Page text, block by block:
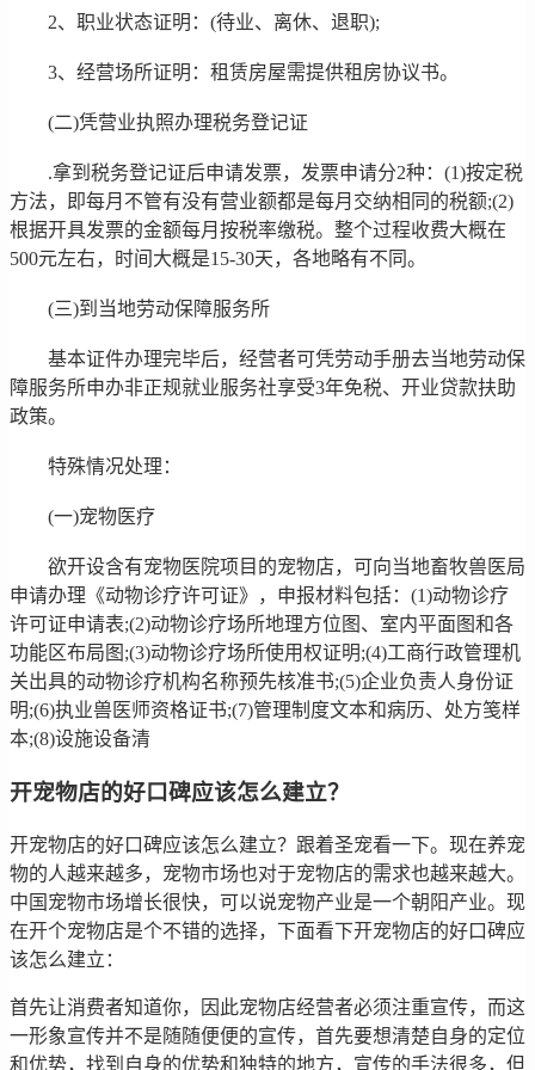
2、职业状态证明：(待业、离休、退职);
3、经营场所证明：租赁房屋需提供租房协议书。
(二)凭营业执照办理税务登记证
.拿到税务登记证后申请发票，发票申请分2种：(1)按定税
方法，即每月不管有没有营业额都是每月交纳相同的税额;(2)
根据开具发票的金额每月按税率缴税。整个过程收费大概在
500元左右，时间大概是15-30天，各地略有不同。
(三)到当地劳动保障服务所
基本证件办理完毕后，经营者可凭劳动手册去当地劳动保
障服务所申办非正规就业服务社享受3年免税、开业贷款扶助
政策。
特殊情况处理：
(一)宠物医疗
欲开设含有宠物医院项目的宠物店，可向当地畜牧兽医局
申请办理《动物诊疗许可证》，申报材料包括：(1)动物诊疗
许可证申请表;(2)动物诊疗场所地理方位图、室内平面图和各
功能区布局图;(3)动物诊疗场所使用权证明;(4)工商行政管理机
关出具的动物诊疗机构名称预先核准书;(5)企业负责人身份证
明;(6)执业兽医师资格证书;(7)管理制度文本和病历、处方笺样
本;(8)设施设备清
开宠物店的好口碑应该怎么建立？
开宠物店的好口碑应该怎么建立？跟着圣宠看一下。现在养宠
物的人越来越多，宠物市场也对于宠物店的需求也越来越大。
中国宠物市场增长很快，可以说宠物产业是一个朝阳产业。现
在开个宠物店是个不错的选择，下面看下开宠物店的好口碑应
该怎么建立：
首先让消费者知道你，因此宠物店经营者必须注重宣传，而这
一形象宣传并不是随随便便的宣传，首先要想清楚自身的定位
和优势，找到自身的优势和独特的地方，宣传的手法很多，但